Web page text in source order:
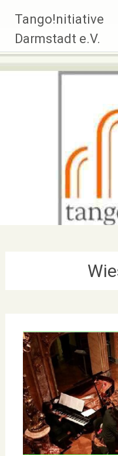
Inhalt
springen
Tango!nitiative
Darmstadt e.V.